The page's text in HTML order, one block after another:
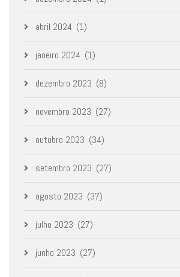
abril 2024 (1)
janeiro 2024 (1)
dezembro 2023 (8)
novembro 2023 (27)
outubro 2023 (34)
setembro 2023 (27)
agosto 2023 (37)
julho 2023 (27)
junho 2023 (27)